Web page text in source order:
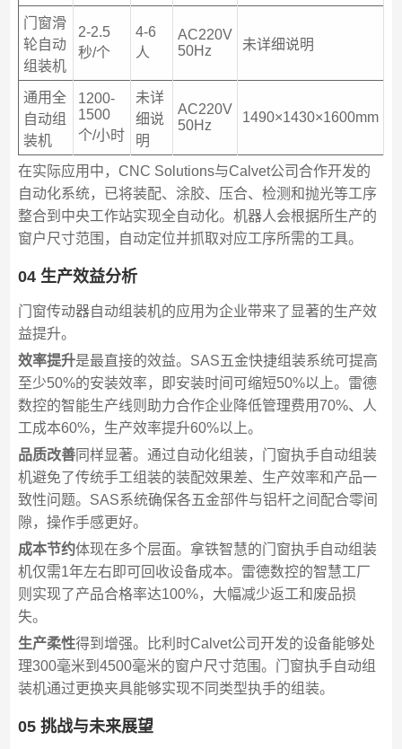
门窗滑
轮自动
组装机
2-2.5
秒/个
4-6
人
AC220V
50Hz
未详细说明
通用全
自动组
装机
1200-
1500
个/小时
未详
细说
明
AC220V
50Hz
1490×1430×1600mm
在实际应用中，CNC Solutions与Calvet公司合作开发的
自动化系统，已将装配、涂胶、压合、检测和抛光等工序
整合到中央工作站实现全自动化。机器人会根据所生产的
窗户尺寸范围，自动定位并抓取对应工序所需的工具。
04 生产效益分析
门窗传动器自动组装机的应用为企业带来了显著的生产效
益提升。
效率提升是最直接的效益。SAS五金快捷组装系统可提高
至少50%的安装效率，即安装时间可缩短50%以上。雷德
数控的智能生产线则助力合作企业降低管理费用70%、人
工成本60%，生产效率提升60%以上。
品质改善同样显著。通过自动化组装，门窗执手自动组装
机避免了传统手工组装的装配效果差、生产效率和产品一
致性问题。SAS系统确保各五金部件与铝杆之间配合零间
隙，操作手感更好。
成本节约体现在多个层面。拿铁智慧的门窗执手自动组装
机仅需1年左右即可回收设备成本。雷德数控的智慧工厂
则实现了产品合格率达100%，大幅减少返工和废品损
失。
生产柔性得到增强。比利时Calvet公司开发的设备能够处
理300毫米到4500毫米的窗户尺寸范围。门窗执手自动组
装机通过更换夹具能够实现不同类型执手的组装。
05 挑战与未来展望